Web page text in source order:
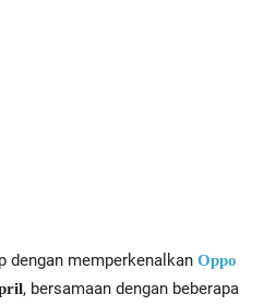
dengan memperkenalkan Oppo
, bersamaan dengan beberapa